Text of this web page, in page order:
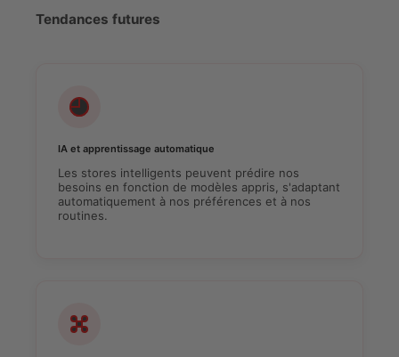
Tendances futures
IA et apprentissage automatique
Les stores intelligents peuvent prédire nos
besoins en fonction de modèles appris, s'adaptant
automatiquement à nos préférences et à nos
routines.